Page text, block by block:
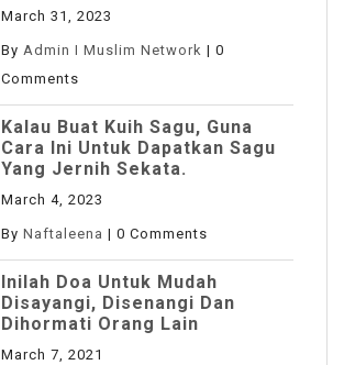
March 31, 2023
By Admin I Muslim Network | 0
Comments
Kalau Buat Kuih Sagu, Guna
Cara Ini Untuk Dapatkan Sagu
Yang Jernih Sekata.
March 4, 2023
By Naftaleena | 0 Comments
Inilah Doa Untuk Mudah
Disayangi, Disenangi Dan
Dihormati Orang Lain
March 7, 2021